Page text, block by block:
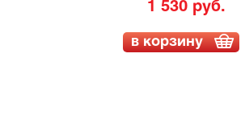
1 530 руб.
в корзину